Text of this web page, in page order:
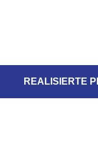
REALISIERTE